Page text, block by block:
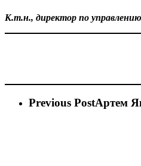
К.т.н., директор по
Previous PostАртем